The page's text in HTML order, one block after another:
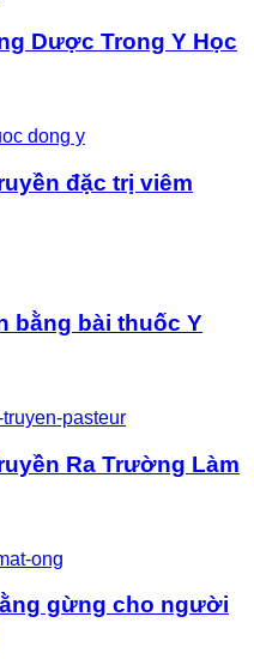
Dược Trong Y Học
đặc trị viêm
bằng bài thuốc Y
Ra Trường Làm
gừng cho người